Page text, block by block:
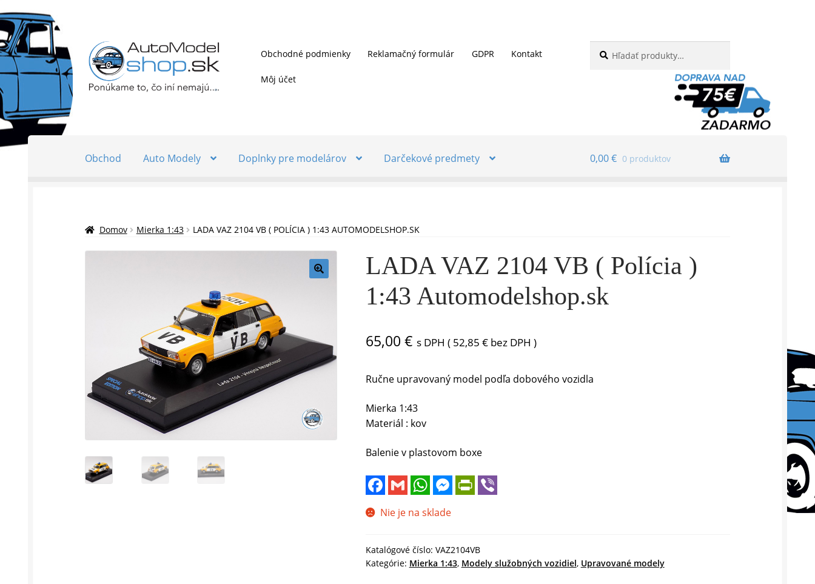
Preskočiť
na
navigáciu
Preskočiť
na
obsah
Obchodné podmienky Reklamačný formulár GDPR Kontakt
Môj účet
Obchod Auto Modely Doplnky pre modelárov Darčekové predmety 0,00€ 0 produktov
Domov Mierka 1:43 LADA VAZ 2104 VB ( POLÍCIA ) 1:43 AUTOMODELSHOP.SK
LADA VAZ 2104 VB ( Polícia )
1:43 Automodelshop.sk
65,00 € s DPH ( 52,85 €bez DPH )
Ručne upravovaný model podľa dobového vozidla
Mierka 1:43
Materiál : kov
Balenie v plastovom boxe
e
b
k
G
m
i
l
W
t
s
p
M
e
r
i
e
n
Nie je na sklade
Katalógové číslo: VAZ2104VB
Kategórie: Mierka 1:43, Modely služobných vozidiel, Upravované modely